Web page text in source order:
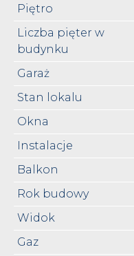
Piętro
Liczba pięter w
budynku
Garaż
Stan lokalu
Okna
Instalacje
Balkon
Rok budowy
Widok
Gaz